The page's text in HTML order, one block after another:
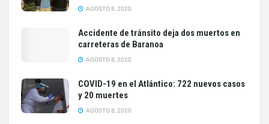
AGOSTO 8, 2020
Accidente de tránsito deja dos muertos en
carreteras de Baranoa
AGOSTO 8, 2020
COVID-19 en el Atlántico: 722 nuevos casos
y 20 muertes
AGOSTO 8, 2020